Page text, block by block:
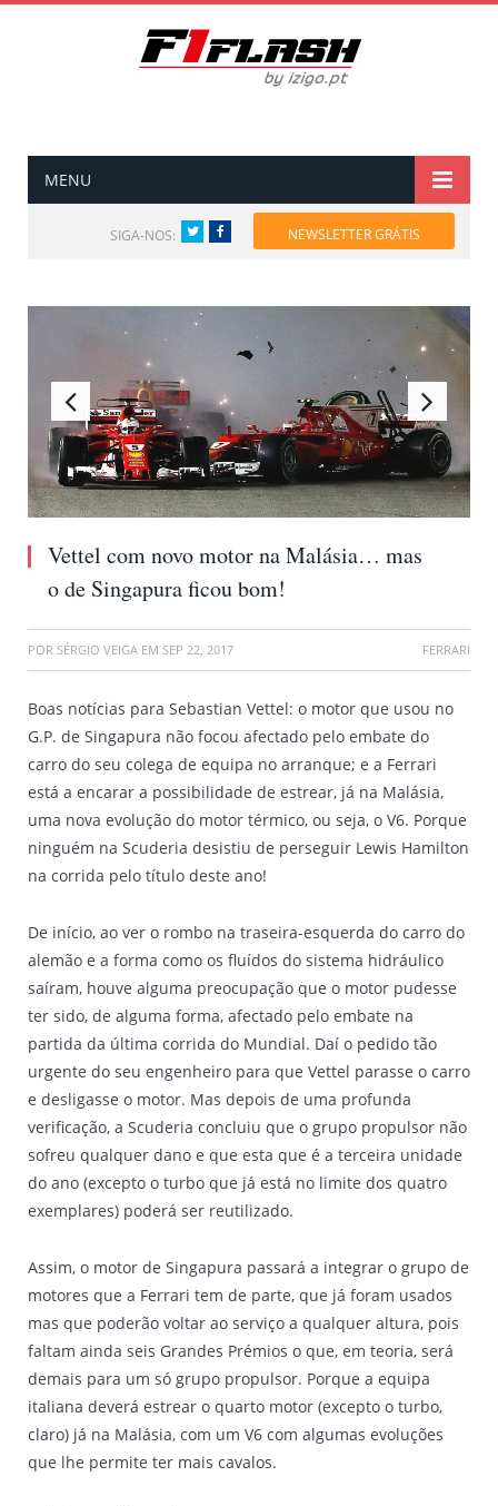
MENU
SIGA-NOS: TwitterFacebook NEWSLETTER GRÁTIS
Vettel com novo motor na Malásia… mas
o de Singapura ficou bom!
POR SÉRGIO VEIGA EM SEP 22, 2017 FERRARI
Boas notícias para Sebastian Vettel: o motor que usou no
G.P. de Singapura não focou afectado pelo embate do
carro do seu colega de equipa no arranque; e a Ferrari
está a encarar a possibilidade de estrear, já na Malásia,
uma nova evolução do motor térmico, ou seja, o V6. Porque
ninguém na Scuderia desistiu de perseguir Lewis Hamilton
na corrida pelo título deste ano!
De início, ao ver o rombo na traseira-esquerda do carro do
alemão e a forma como os fluídos do sistema hidráulico
saíram, houve alguma preocupação que o motor pudesse
ter sido, de alguma forma, afectado pelo embate na
partida da última corrida do Mundial. Daí o pedido tão
urgente do seu engenheiro para que Vettel parasse o carro
e desligasse o motor. Mas depois de uma profunda
verificação, a Scuderia concluiu que o grupo propulsor não
sofreu qualquer dano e que esta que é a terceira unidade
do ano (excepto o turbo que já está no limite dos quatro
exemplares) poderá ser reutilizado.
Assim, o motor de Singapura passará a integrar o grupo de
motores que a Ferrari tem de parte, que já foram usados
mas que poderão voltar ao serviço a qualquer altura, pois
faltam ainda seis Grandes Prémios o que, em teoria, será
demais para um só grupo propulsor. Porque a equipa
italiana deverá estrear o quarto motor (excepto o turbo,
claro) já na Malásia, com um V6 com algumas evoluções
que lhe permite ter mais cavalos.